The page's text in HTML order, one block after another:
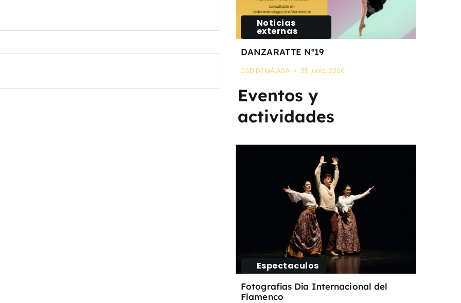
Noticias
externas
DANZARATTE Nº19
CSD DE MÁLAGA 25 junio, 2026
Eventos y
actividades
Espectaculos
Fotografías Día Internacional del
Flamenco